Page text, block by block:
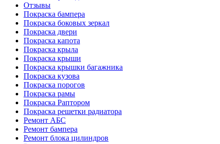
Отзывы
Покраска бампера
Покраска боковых зеркал
Покраска двери
Покраска капота
Покраска крыла
Покраска крыши
Покраска крышки багажника
Покраска кузова
Покраска порогов
Покраска рамы
Покраска Раптором
Покраска решетки радиатора
Ремонт АБС
Ремонт бампера
Ремонт блока цилиндров